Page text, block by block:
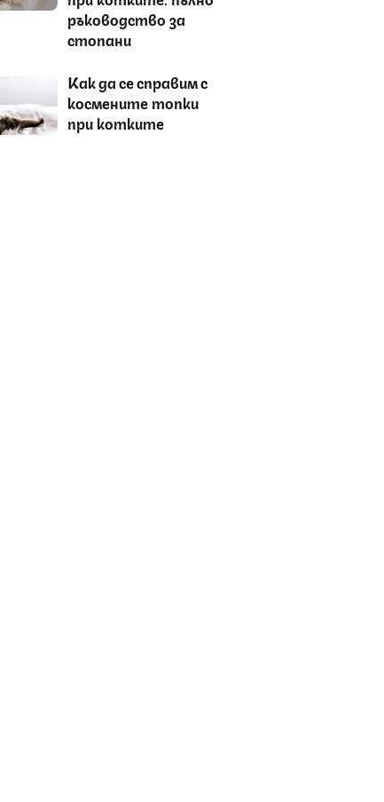
ръководство за
стопани
Как да се справим с
космените топки
при котките